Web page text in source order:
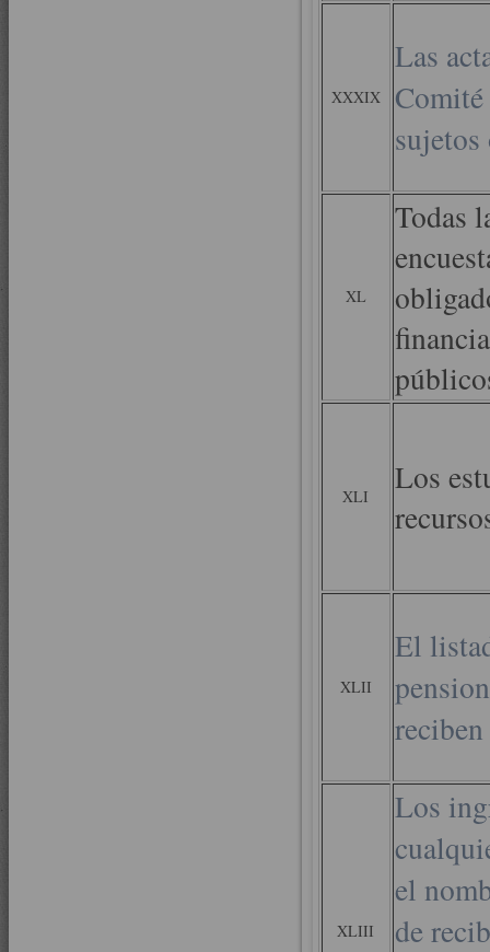
XXXIX
Las
Comité
XL
Todas
XLI
Los
XLII
El
reciben
XLIII
Los
el
de